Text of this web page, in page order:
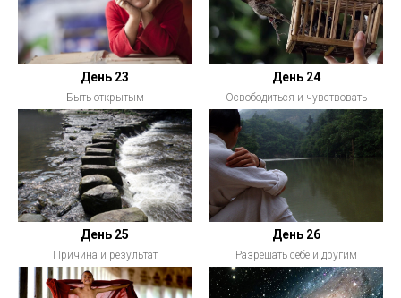
День 23
Быть открытым
День 24
Освободиться и чувствовать
День 25
Причина и результат
День 26
Разрешать себе и другим